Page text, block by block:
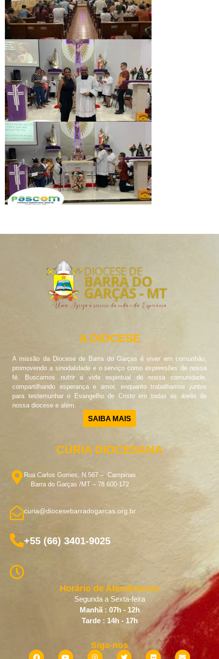
A DIOCESE
A missão da Diocese de Barra do Garças é viver em comunhão,
promovendo a sinodalidade e o serviço como expressões de nossa
fé. Buscamos nutrir a vida espiritual de nossa comunidade,
compartilhando esperança e amor, enquanto trabalhamos juntos
para testemunhar o Evangelho de Cristo em todas as áreas de
nossa diocese e além.
SAIBA MAIS
CÚRIA DIOCESANA
Rua Carlos Gomes, N.567 – Campinas
Barra do Garças /MT – 78.600-172
curia@diocesebarradogarcas.org.br
+55 (66) 3401-9025
Horário de Atendimento
Segunda a Sexta-feira
Manhã : 07h - 12h
Tarde : 14h - 17h
Siga-nos